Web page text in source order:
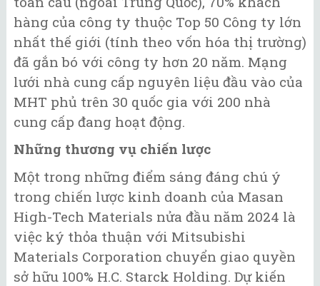
hàng của công ty thuộc Top 50 Công ty lớn
nhất thế giới (tính theo vốn hóa thị trường)
đã gắn bó với công ty hơn 20 năm. Mạng
lưới nhà cung cấp nguyên liệu đầu vào của
MHT phủ trên 30 quốc gia với 200 nhà
cung cấp đang hoạt động.
Những thương vụ chiến lược
Một trong những điểm sáng đáng chú ý
trong chiến lược kinh doanh của Masan
High-Tech Materials nửa đầu năm 2024 là
việc ký thỏa thuận với Mitsubishi
Materials Corporation chuyển giao quyền
sở hữu 100% H.C. Starck Holding. Dự kiến